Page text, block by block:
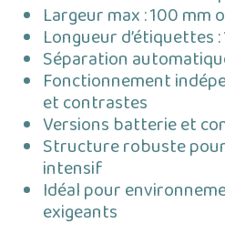
Largeur max : 100 mm
Longueur d’étiquettes
Séparation
Fonctionnement
et contrastes
Versions batterie et
Structure robuste
intensif
Idéal pour
exigeants